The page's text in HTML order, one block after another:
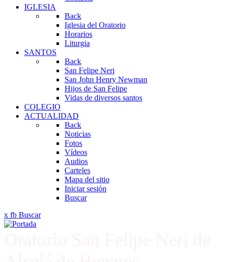
IGLESIA
Back
Iglesia del Oratorio
Horarios
Liturgia
SANTOS
Back
San Felipe Neri
San John Henry Newman
Hijos de San Felipe
Vidas de diversos santos
COLEGIO
ACTUALIDAD
Back
Noticias
Fotos
Vídeos
Audios
Carteles
Mapa del sitio
Iniciar sesión
Buscar
x fb Buscar